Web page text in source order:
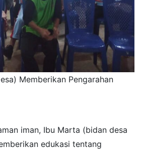
Memberikan Pengarahan
iman, Ibu Marta (bidan desa
edukasi tentang